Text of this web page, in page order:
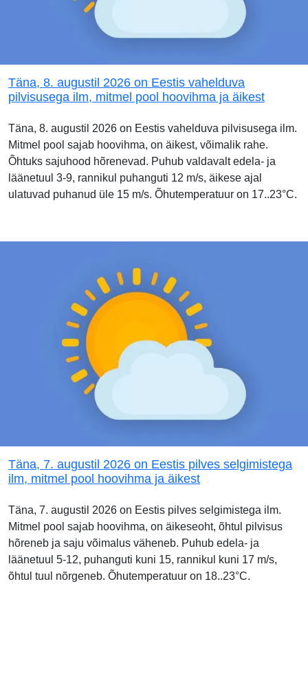
Täna, 8. augustil 2026 on Eestis vahelduva
pilvisusega ilm, mitmel pool hoovihma ja äikest
Täna, 8. augustil 2026 on Eestis vahelduva pilvisusega ilm.
Mitmel pool sajab hoovihma, on äikest, võimalik rahe.
Õhtuks sajuhood hõrenevad. Puhub valdavalt edela- ja
läänetuul 3-9, rannikul puhanguti 12 m/s, äikese ajal
ulatuvad puhanud üle 15 m/s. Õhutemperatuur on 17..23°C.
Täna, 7. augustil 2026 on Eestis pilves selgimistega
ilm, mitmel pool hoovihma ja äikest
Täna, 7. augustil 2026 on Eestis pilves selgimistega ilm.
Mitmel pool sajab hoovihma, on äikeseoht, õhtul pilvisus
hõreneb ja saju võimalus väheneb. Puhub edela- ja
läänetuul 5-12, puhanguti kuni 15, rannikul kuni 17 m/s,
õhtul tuul nõrgeneb. Õhutemperatuur on 18..23°C.